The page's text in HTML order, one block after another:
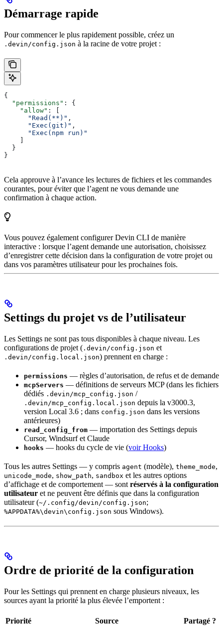
Démarrage rapide
Pour commencer le plus rapidement possible, créez un
.devin/config.json à la racine de votre projet :
{
  "permissions"
: {
    "allow"
: [
      "Read(**)"
,
      "Exec(git)"
,
      "Exec(npm run)"
  }
}
Cela approuve à l’avance les lectures de fichiers et les commandes
courantes, pour éviter que l’agent ne vous demande une
confirmation à chaque action.
Vous pouvez également configurer Devin CLI de manière
interactive : lorsque l’agent demande une autorisation, choisissez
d’enregistrer cette décision dans la configuration de votre projet ou
dans vos paramètres utilisateur pour les prochaines fois.
Settings du projet vs de l’utilisateur
Les Settings ne sont pas tous disponibles à chaque niveau. Les
configurations de projet ( .devin/config.json et
.devin/config.local.json) prennent en charge :
permissions — règles d’autorisation, de refus et de demande
mcpServers — définitions de serveurs MCP (dans les fichiers
dédiés .devin/mcp_config.json /
.devin/mcp_config.local.json depuis la v3000.3,
version Local 3.6 ; dans config.json dans les versions
antérieures)
read_config_from — importation des Settings depuis
Cursor, Windsurf et Claude
hooks — hooks du cycle de vie (voir Hooks)
Tous les autres Settings — y compris agent (modèle), theme_mode,
unicode_mode, show_path, sandbox et les autres options
d’affichage et de comportement — sont réservés à la configuration
utilisateur et ne peuvent être définis que dans la configuration
utilisateur (~/.config/devin/config.json;
%APPDATA%\devin\config.json sous Windows).
Ordre de priorité de la configuration
Pour les Settings qui prennent en charge plusieurs niveaux, les
sources ayant la priorité la plus élevée l’emportent :
Priorité Source
Partagé ?